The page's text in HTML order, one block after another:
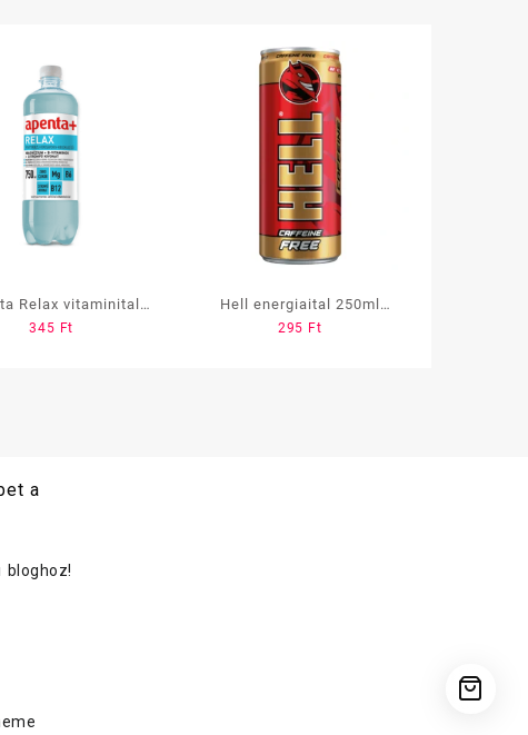
Relax vitaminital
Feketeribizli, Áfonya
345 Ft
Hell energiaital 250ml
coffeinmentes
295 Ft
a
bloghoz!